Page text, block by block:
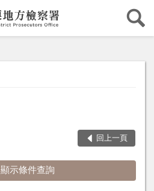
回上一頁
顯示條件查詢